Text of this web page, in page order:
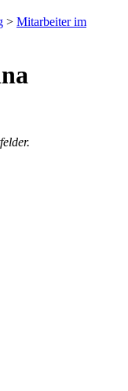
> Mitarbeiter im